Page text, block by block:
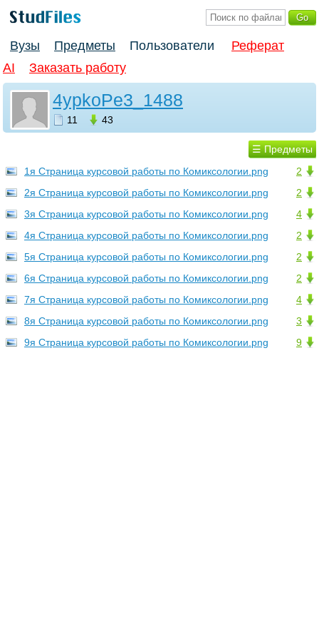
Вузы Предметы Пользователи
Реферат
AI
Заказать работу
4ypkoPe3_1488
11 43
☰ Предметы
2
1я Страница курсовой работы по Комиксологии.png
2
2я Страница курсовой работы по Комиксологии.png
4
3я Страница курсовой работы по Комиксологии.png
2
4я Страница курсовой работы по Комиксологии.png
2
5я Страница курсовой работы по Комиксологии.png
2
6я Страница курсовой работы по Комиксологии.png
4
7я Страница курсовой работы по Комиксологии.png
3
8я Страница курсовой работы по Комиксологии.png
9
9я Страница курсовой работы по Комиксологии.png